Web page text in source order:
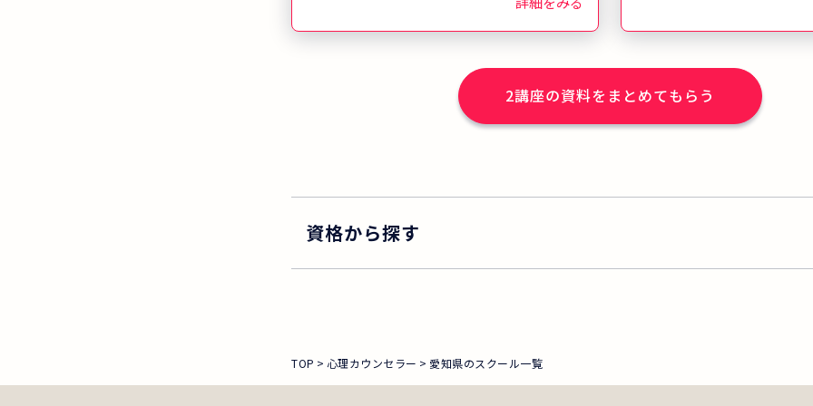
礎知識から専門知識まで
2講座の資料をまとめてもらう
資格から探す
TOP 心理カウンセラー 愛知県のスクール一覧